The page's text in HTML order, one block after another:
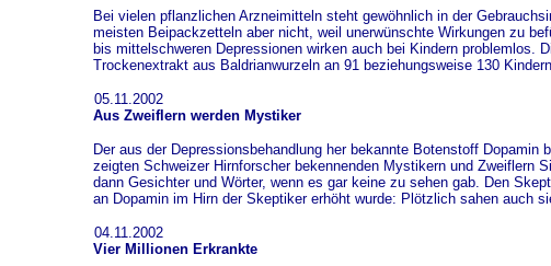
Bei vielen pflanzlichen Arzneimitteln steht gewöhnlich in der
meisten Beipackzetteln aber nicht, weil unerwünschte Wirkungen zu
bis mittelschweren Depressionen wirken auch bei Kindern problemlos.
Trockenextrakt aus Baldrianwurzeln an 91 beziehungsweise 130
05.11.2002
Aus Zweiflern werden Mystiker
Der aus der Depressionsbehandlung her bekannte Botenstoff
zeigten Schweizer Hirnforscher bekennenden Mystikern und Zweiflern
dann Gesichter und Wörter, wenn es gar keine zu sehen gab. Den
an Dopamin im Hirn der Skeptiker erhöht wurde: Plötzlich sahen auch
04.11.2002
Vier Millionen Erkrankte